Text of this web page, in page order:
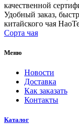
качественной
Удобный заказ,
китайского чая
Сорта чая
Меню
Новости
Доставка
Как заказать
Контакты
Каталог